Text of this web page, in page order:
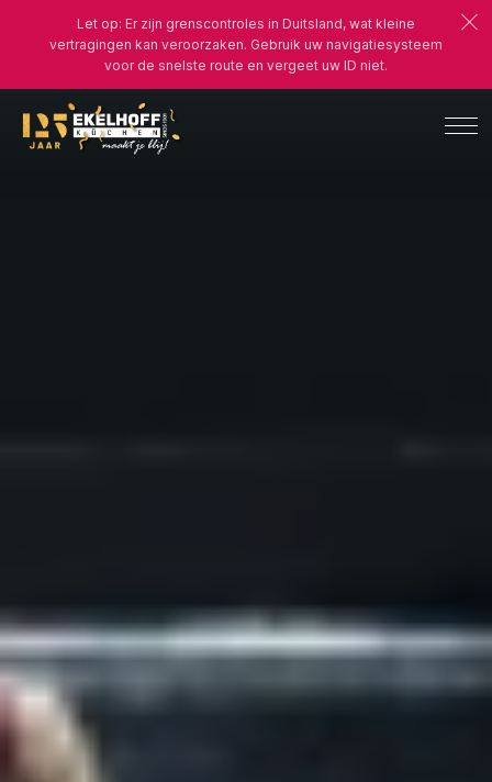
Let op: Er zijn grenscontroles in Duitsland, wat kleine
vertragingen kan veroorzaken. Gebruik uw navigatiesysteem
voor de snelste route en vergeet uw ID niet.